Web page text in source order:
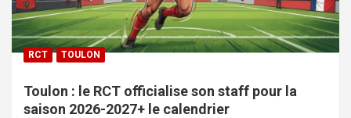
RCT TOULON
Toulon : le RCT officialise son staff pour la
saison 2026-2027+ le calendrier